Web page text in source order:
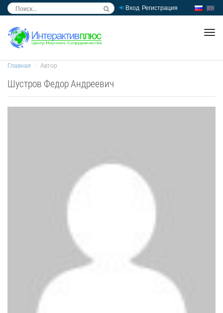
Вход Регистрация
Главная Автор
Шустров Федор Андреевич